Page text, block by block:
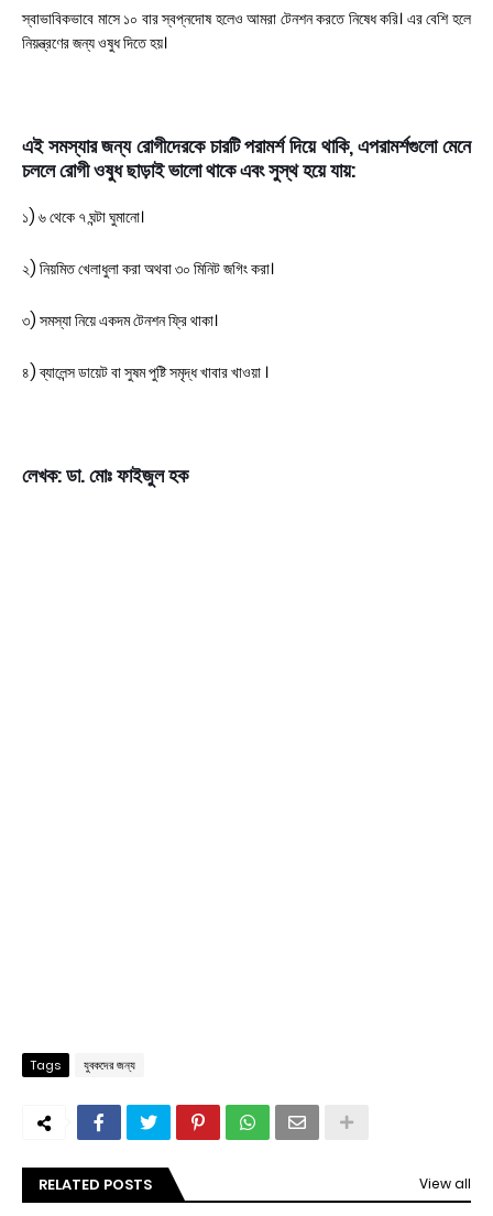
স্বাভাবিকভাবে মাসে ১০ বার স্বপ্নদোষ হলেও আমরা টেনশন করতে নিষেধ করি। এর বেশি হলে
নিয়ন্ত্রণের জন্য ওষুধ দিতে হয়।
এই সমস্যার জন্য রোগীদেরকে চারটি পরামর্শ দিয়ে থাকি, এপরামর্শগুলো মেনে
চললে রোগী ওষুধ ছাড়াই ভালো থাকে এবং সুস্থ হয়ে যায়:
১) ৬ থেকে ৭ ঘন্টা ঘুমানো।
২) নিয়মিত খেলাধুলা করা অথবা ৩০ মিনিট জগিং করা।
৩) সমস্যা নিয়ে একদম টেনশন ফ্রি থাকা।
৪) ব্যালেন্স ডায়েট বা সুষম পুষ্টি সমৃদ্ধ খাবার খাওয়া ।
লেখক: ডা. মোঃ ফাইজুল হক
Tags যুবকদের জন্য
RELATED POSTS View all